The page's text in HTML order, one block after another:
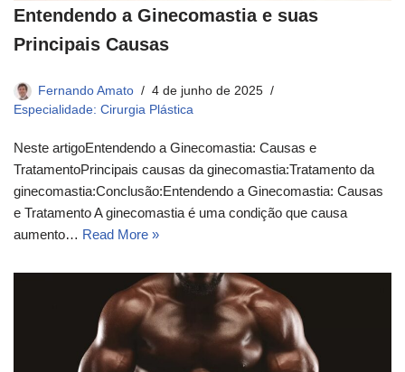
Entendendo a Ginecomastia e suas
Principais Causas
Fernando Amato
4 de junho de 2025
Especialidade: Cirurgia Plástica
Neste artigoEntendendo a Ginecomastia: Causas e
TratamentoPrincipais causas da ginecomastia:Tratamento da
ginecomastia:Conclusão:Entendendo a Ginecomastia: Causas
e Tratamento A ginecomastia é uma condição que causa
aumento… Read More »